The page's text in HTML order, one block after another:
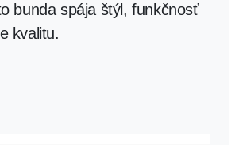
bunda spája štýl, funkčnosť
kvalitu.